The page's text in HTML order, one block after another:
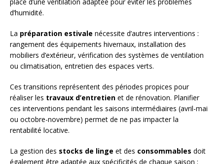
d’humidité.
La préparation estivale nécessite d’autres interventions :
rangement des équipements hivernaux, installation des
mobiliers d’extérieur, vérification des systèmes de ventilation
ou climatisation, entretien des espaces verts.
Ces transitions représentent des périodes propices pour
réaliser les travaux d’entretien et de rénovation. Planifier
ces interventions pendant les saisons intermédiaires (avril-mai
ou octobre-novembre) permet de ne pas impacter la
rentabilité locative.
La gestion des stocks de linge et des consommables doit
également être adaptée aux spécificités de chaque saison :